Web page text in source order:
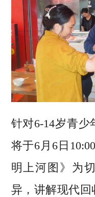
针对6-14岁青
将于6月6日
明上河图》为
异，讲解现代回